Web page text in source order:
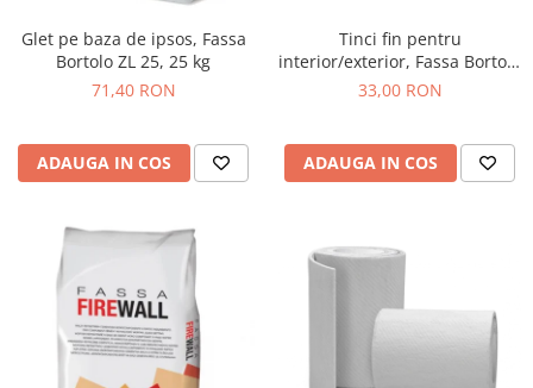
Glet pe baza de ipsos, Fassa
Bortolo ZL 25, 25 kg
71,40 RON
ADAUGA IN COS
Tinci fin pentru
interior/exterior, Fassa Bortolo
Malta Fina, 25 kg
33,00 RON
ADAUGA IN COS